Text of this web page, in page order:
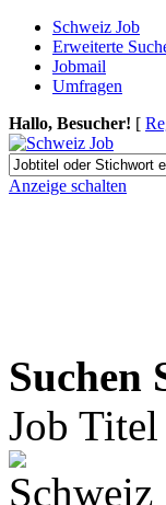
Schweiz Job
Erweiterte
Jobmail
Umfragen
Hallo, Besucher! [
Anzeige schalten
Suchen
Job Titel